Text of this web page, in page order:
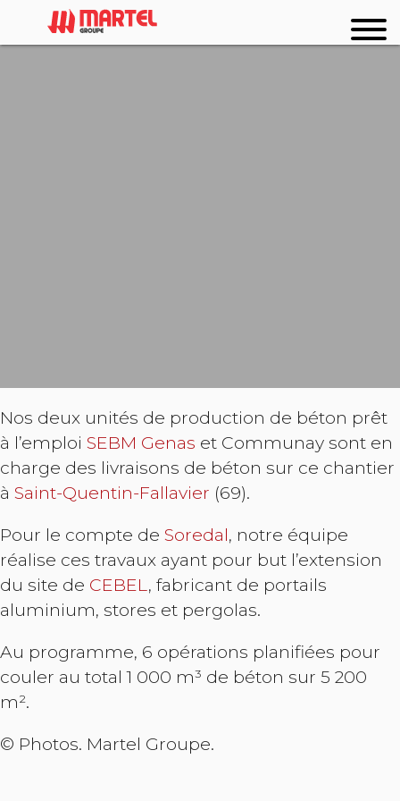
Nos deux unités de production de béton prêt
à l’emploi SEBM Genas et Communay sont en
charge des livraisons de béton sur ce chantier
à Saint-Quentin-Fallavier (69).
Pour le compte de Soredal, notre équipe
réalise ces travaux ayant pour but l’extension
du site de CEBEL, fabricant de portails
aluminium, stores et pergolas.
Au programme, 6 opérations planifiées pour
couler au total 1 000 m³ de béton sur 5 200
m².
© Photos. Martel Groupe.